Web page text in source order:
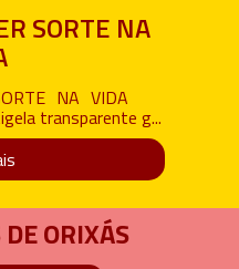
SORTE NA
NA VIDA
transparente g...
ORIXÁS